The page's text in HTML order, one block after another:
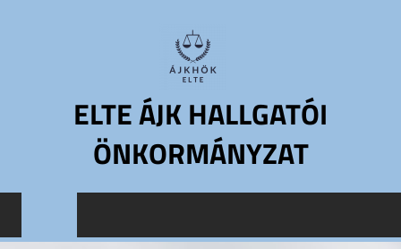
ELTE ÁJK HALLGATÓI
ÖNKORMÁNYZAT